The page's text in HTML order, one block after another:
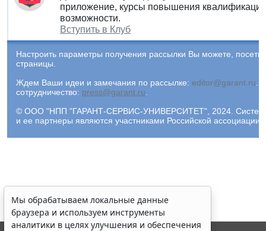
приложение, курсы повышения
возможности.
Вступить в Клуб
Настроить параметры получения рассылки Вы можете,
страницы.
Ждем Ваши идеи и замечания по рассылке: editor@garant.ru
сотрудничество: press@garant.ru
© ООО "НПП "ГАРАНТ-СЕРВИС-УНИВЕРСИТЕТ", 2024. Система
и ее партнеры являются участниками Российской
Мы обрабатываем локальные данные
браузера и используем инструменты
аналитики в целях улучшения и обеспечения